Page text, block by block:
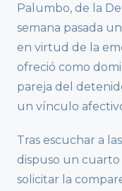
Palumbo, de la
semana pasada
en virtud de la
ofreció como
pareja del
un vínculo
Tras escuchar a
dispuso un
solicitar la